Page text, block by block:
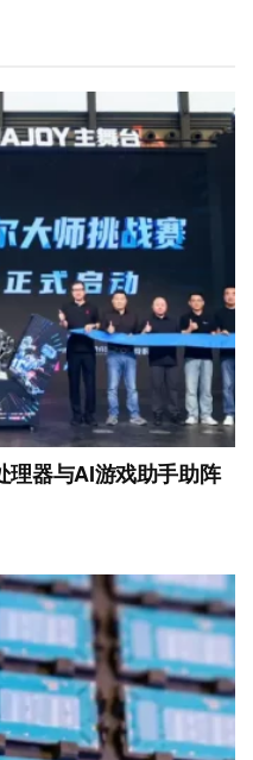
理器与AI游戏助手助阵